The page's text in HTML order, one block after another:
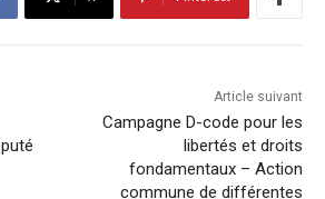
Article suivant
Campagne D-code pour les
libertés et droits
fondamentaux – Action
commune de différentes